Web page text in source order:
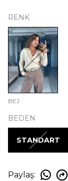
RENK
BEJ
BEDEN
STANDART
Paylaş: